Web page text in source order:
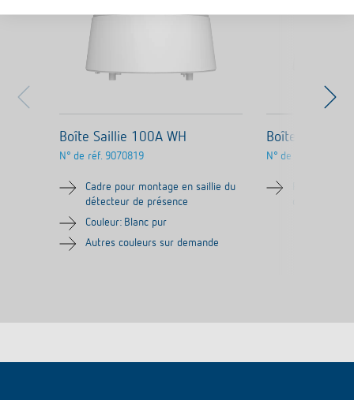
Boîte Saillie 100A WH
N° de réf. 9070819
Cadre pour montage en saillie du
détecteur de présence
Couleur: Blanc pur
Autres couleurs sur demande
Boîte Saillie
N° de réf.